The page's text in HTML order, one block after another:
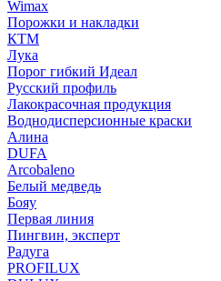
Wimax
Порожки и накладки
КТМ
Лука
Порог гибкий Идеал
Русский профиль
Лакокрасочная продукция
Воднодисперсионные краски
Алина
DUFA
Arcobaleno
Белый медведь
Бояу
Первая линия
Пингвин, эксперт
Радуга
PROFILUX